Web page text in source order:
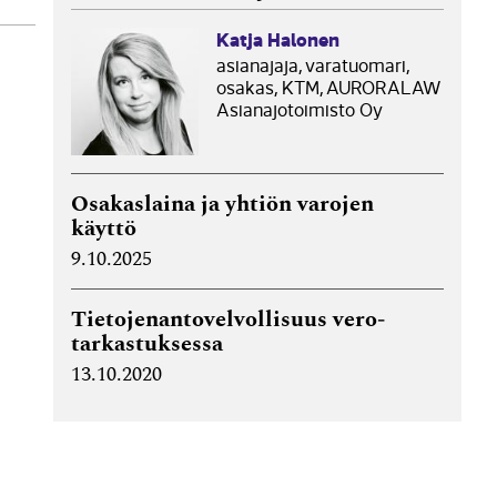
Katja Halonen
asianajaja, varatuomari,
osakas, KTM, AURORALAW
Asianajotoimisto Oy
Osakaslaina ja yhtiön varojen
käyttö
9.10.2025
Tietojen­anto­velvollisuus vero­
tarkastuk­sessa
13.10.2020